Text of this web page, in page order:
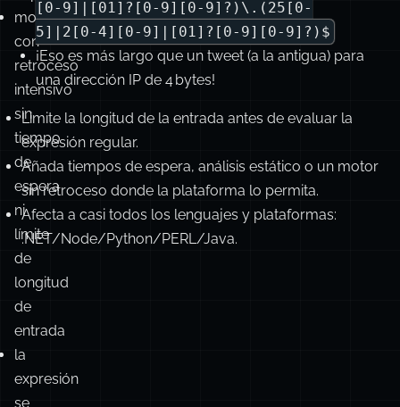
motores
con
retroceso
intensivo
sin
tiempo
de
espera
ni
límite
de
longitud
de
entrada
la
expresión
se
[0-9]|[01]?[0-9][0-9]?)\.(25[0-
5]|2[0-4][0-9]|[01]?[0-9][0-9]?)$
¡Eso es más largo que un tweet (a la antigua) para
una dirección IP de 4 bytes!
Limite la longitud de la entrada antes de evaluar la
expresión regular.
Añada tiempos de espera, análisis estático o un motor
sin retroceso donde la plataforma lo permita.
Afecta a casi todos los lenguajes y plataformas:
.NET/Node/Python/PERL/Java.